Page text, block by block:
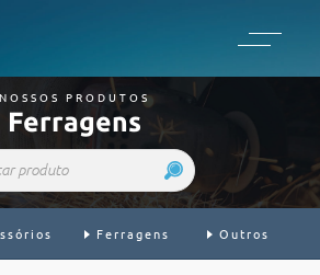
NOSSOS PRODUTOS
Ferragens
produto
Ferragens Outros